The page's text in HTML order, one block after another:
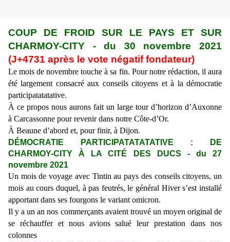
COUP DE FROID SUR LE PAYS ET SUR
CHARMOY-CITY - du 30 novembre 2021
(J+4731 après le vote négatif fondateur)
Le mois de novembre touche à sa fin. Pour notre rédaction, il aura
été largement consacré aux conseils citoyens et à la démocratie
participatatatative.
À ce propos nous aurons fait un large tour d’horizon d’Auxonne
à Carcassonne pour revenir dans notre Côte-d’Or.
À Beaune d’abord et, pour finir, à Dijon.
DÉMOCRATIE PARTICIPATATATATIVE : DE
CHARMOY-CITY À LA CITÉ DES DUCS - du 27
novembre 2021
Un mois de voyage avec Tintin au pays des conseils citoyens, un
mois au cours duquel, à pas feutrés, le général Hiver s’est installé
apportant dans ses fourgons le variant omicron.
Il y a un an nos commerçants avaient trouvé un moyen original de
se réchauffer et nous avions salué leur prestation dans nos
colonnes